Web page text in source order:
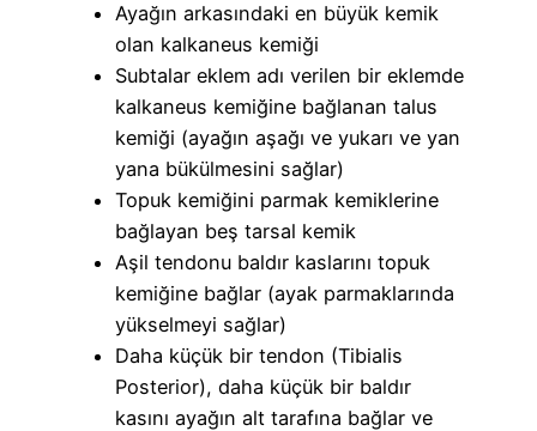
Ayağın arkasındaki en büyük kemik
olan kalkaneus kemiği
Subtalar eklem adı verilen bir eklemde
kalkaneus kemiğine bağlanan talus
kemiği (ayağın aşağı ve yukarı ve yan
yana bükülmesini sağlar)
Topuk kemiğini parmak kemiklerine
bağlayan beş tarsal kemik
Aşil tendonu baldır kaslarını topuk
kemiğine bağlar (ayak parmaklarında
yükselmeyi sağlar)
Daha küçük bir tendon (Tibialis
Posterior), daha küçük bir baldır
kasını ayağın alt tarafına bağlar ve